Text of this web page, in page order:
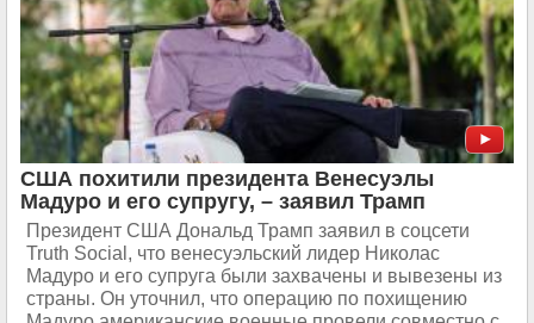
США похитили президента Венесуэлы
Мадуро и его супругу, – заявил Трамп
Президент США Дональд Трамп заявил в соцсети
Truth Social, что венесуэльский лидер Николас
Мадуро и его супруга были захвачены и вывезены из
страны. Он уточнил, что операцию по похищению